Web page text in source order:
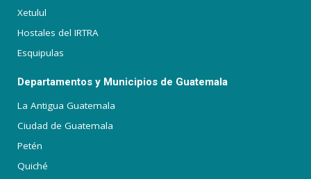
Xetulul
Hostales del IRTRA
Esquipulas
Departamentos y Municipios de Guatemala
La Antigua Guatemala
Ciudad de Guatemala
Petén
Quiché